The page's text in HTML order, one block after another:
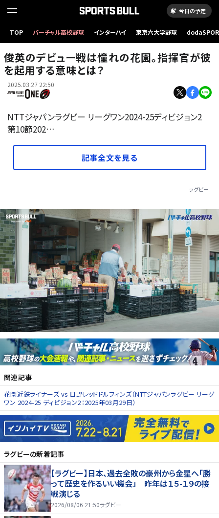
今日の予定
TOP バーチャル高校野球 インターハイ 東京六大学野球
俊英のデビュー戦は憧れの花園。指揮官が彼
を起用する意味とは？
2025.03.27 22:50
NTTジャパンラグビー リーグワン2024-25ディビジョン2
第10節202…
記事全文を見る
ラグビー
関連記事
花園近鉄ライナーズ vs 日野レッドドルフィンズ（NTTジャパンラグビー リーグ
ワン 2024-25 ディビジョン2：2025年03月29日）
ラグビーの新着記事
【ラグビー】日本、過去全敗の豪州から金星へ「勝
って歴史を作るいい機会」 昨年は１５-１９の接
戦演じる
2026/08/06 21:50ラグビー